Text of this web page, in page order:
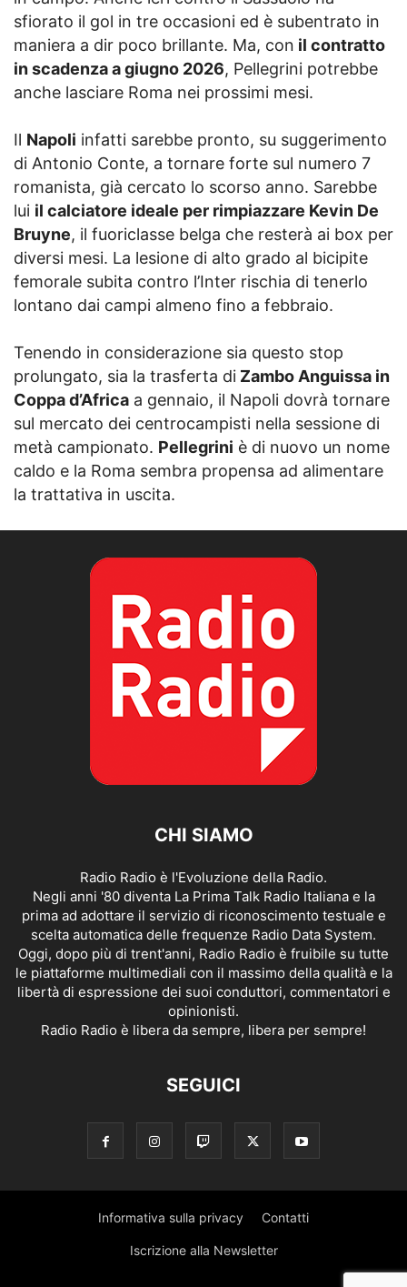
sfiorato il gol in tre occasioni ed è subentrato in
maniera a dir poco brillante. Ma, con il contratto
in scadenza a giugno 2026, Pellegrini potrebbe
anche lasciare Roma nei prossimi mesi.
Il Napoli infatti sarebbe pronto, su suggerimento
di Antonio Conte, a tornare forte sul numero 7
romanista, già cercato lo scorso anno. Sarebbe
lui il calciatore ideale per rimpiazzare Kevin De
Bruyne, il fuoriclasse belga che resterà ai box per
diversi mesi. La lesione di alto grado al bicipite
femorale subita contro l’Inter rischia di tenerlo
lontano dai campi almeno fino a febbraio.
Tenendo in considerazione sia questo stop
prolungato, sia la trasferta di Zambo Anguissa in
Coppa d’Africa a gennaio, il Napoli dovrà tornare
sul mercato dei centrocampisti nella sessione di
metà campionato. Pellegrini è di nuovo un nome
caldo e la Roma sembra propensa ad alimentare
la trattativa in uscita.
CHI SIAMO
Radio Radio è l'Evoluzione della Radio.
Negli anni '80 diventa La Prima Talk Radio Italiana e la
prima ad adottare il servizio di riconoscimento testuale e
scelta automatica delle frequenze Radio Data System.
Oggi, dopo più di trent'anni, Radio Radio è fruibile su tutte
le piattaforme multimediali con il massimo della qualità e la
libertà di espressione dei suoi conduttori, commentatori e
opinionisti.
Radio Radio è libera da sempre, libera per sempre!
SEGUICI
Informativa sulla privacy Contatti
Iscrizione alla Newsletter